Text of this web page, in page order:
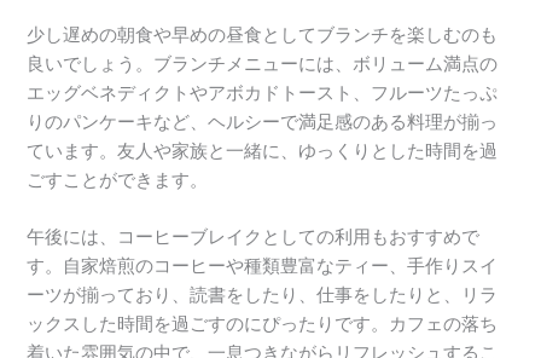
少し遅めの朝食や早めの昼食としてブランチを楽しむのも
良いでしょう。ブランチメニューには、ボリューム満点の
エッグベネディクトやアボカドトースト、フルーツたっぷ
りのパンケーキなど、ヘルシーで満足感のある料理が揃っ
ています。友人や家族と一緒に、ゆっくりとした時間を過
ごすことができます。
午後には、コーヒーブレイクとしての利用もおすすめで
す。自家焙煎のコーヒーや種類豊富なティー、手作りスイ
ーツが揃っており、読書をしたり、仕事をしたりと、リラ
ックスした時間を過ごすのにぴったりです。カフェの落ち
着いた雰囲気の中で、一息つきながらリフレッシュするこ